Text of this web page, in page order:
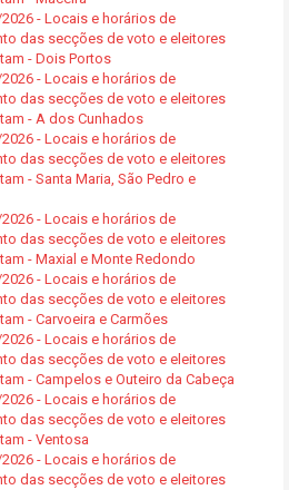
- Locais e horários de
das secções de voto e eleitores
- Dois Portos
- Locais e horários de
das secções de voto e eleitores
- A dos Cunhados
- Locais e horários de
das secções de voto e eleitores
- Santa Maria, São Pedro e
- Locais e horários de
das secções de voto e eleitores
- Maxial e Monte Redondo
- Locais e horários de
das secções de voto e eleitores
- Carvoeira e Carmões
- Locais e horários de
das secções de voto e eleitores
- Campelos e Outeiro da Cabeça
- Locais e horários de
das secções de voto e eleitores
- Ventosa
- Locais e horários de
das secções de voto e eleitores